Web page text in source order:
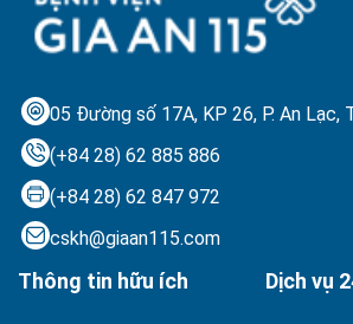
05 Đường số 17A, KP 26, P. An Lạc,
(+84 28) 62 885 886
(+84 28) 62 847 972
cskh@giaan115.com
Thông tin hữu ích Dịch vụ